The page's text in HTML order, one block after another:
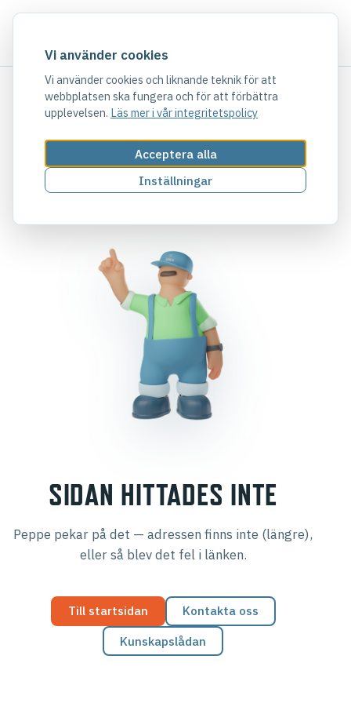
404
SIDAN HITTADES INTE
Peppe pekar på det — adressen finns inte (längre),
eller så blev det fel i länken.
Till startsidan
Kontakta oss
Kunskapslådan
Vi använder cookies
Vi använder cookies och liknande teknik för att
webbplatsen ska fungera och för att förbättra
upplevelsen. Läs mer i vår integritetspolicy
Acceptera alla
Inställningar